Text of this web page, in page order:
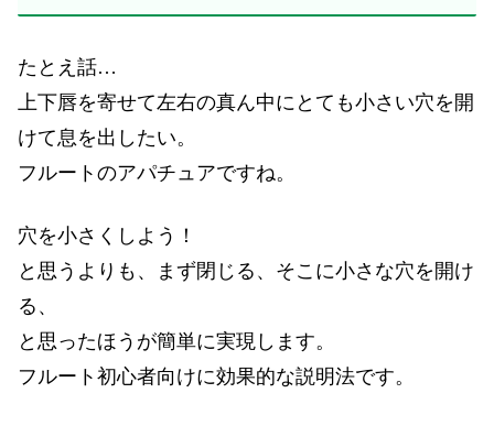
たとえ話…
上下唇を寄せて左右の真ん中にとても小さい穴を開
けて息を出したい。
フルートのアパチュアですね。
穴を小さくしよう！
と思うよりも、まず閉じる、そこに小さな穴を開け
る、
と思ったほうが簡単に実現します。
フルート初心者向けに効果的な説明法です。